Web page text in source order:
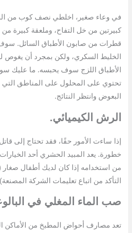
في وعاء صغير، اخلطي نصف كوب من
كبيرتين من خل التفاح، وملعقة كبيرة
قطرات من صابون الأطباق السائل.
الخليط السكري، ولكن بمجرد أن يغوص
الأطباق اللزج سوف يحبسه. ما عليك
تحتوي على المحلول على المناطق التي
البعوض وانتظر النتائج.
الرش الكيميائي.
إذا ساءت الأمور حقًا، فقد تحتاج إلى
خطورة. يعد المبيد الحشري أحد
من استخدامه إذا كان لديك أطفال صغار
التأكد من اتباع تعليمات الشركة
صب الماء المغلي في
تعد مصارف أحواض المطبخ من الأماكن